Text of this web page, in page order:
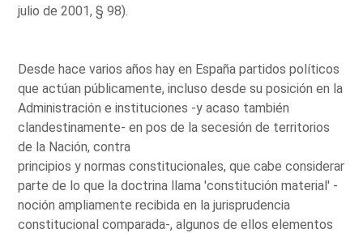
julio de 2001, § 98).
Desde hace varios años hay en España partidos políticos
que actúan públicamente, incluso desde su posición en la
Administración e instituciones -y acaso también
clandestinamente- en pos de la secesión de territorios
de la Nación, contra
principios y normas constitucionales, que cabe considerar
parte de lo que la doctrina llama 'constitución material' -
noción ampliamente recibida en la jurisprudencia
constitucional comparada-, algunos de ellos elementos